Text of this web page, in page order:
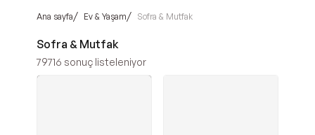
Ana sayfa/ Ev & Yaşam/ Sofra & Mutfak
Sofra & Mutfak
79716 sonuç listeleniyor